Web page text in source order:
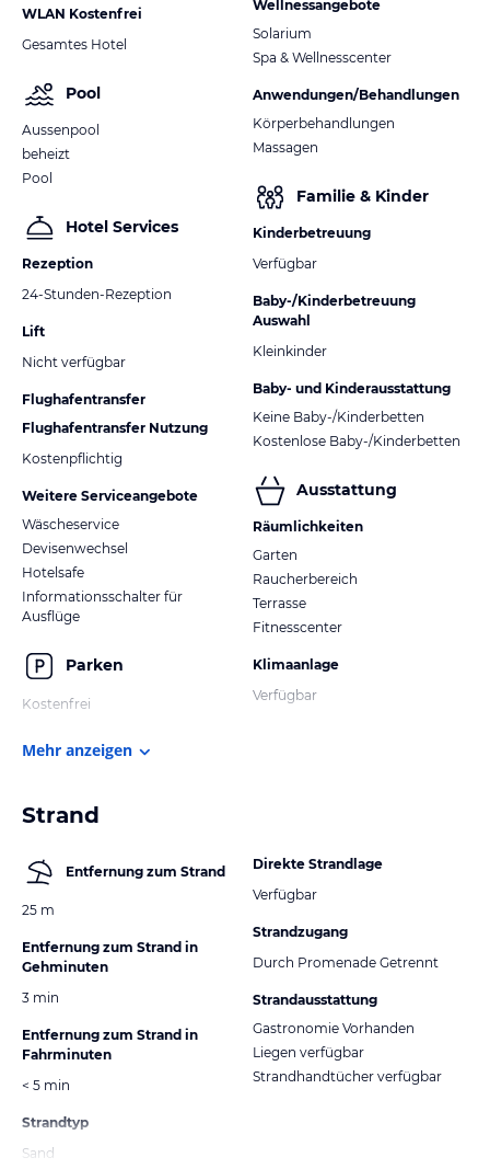
WLAN Kostenfrei
Gesamtes Hotel
Pool
Aussenpool
beheizt
Pool
Hotel Services
Rezeption
24-Stunden-Rezeption
Lift
Nicht verfügbar
Flughafentransfer
Flughafentransfer Nutzung
Kostenpflichtig
Weitere Serviceangebote
Wäscheservice
Devisenwechsel
Hotelsafe
Informationsschalter für
Ausflüge
Parken
Kostenfrei
Wellnessangebote
Solarium
Spa & Wellnesscenter
Anwendungen/Behandlungen
Körperbehandlungen
Massagen
Familie & Kinder
Kinderbetreuung
Verfügbar
Baby-/Kinderbetreuung
Auswahl
Kleinkinder
Baby- und Kinderausstattung
Keine Baby-/Kinderbetten
Kostenlose Baby-/Kinderbetten
Ausstattung
Räumlichkeiten
Garten
Raucherbereich
Terrasse
Fitnesscenter
Klimaanlage
Verfügbar
Mehr anzeigen
Strand
Entfernung zum Strand
25 m
Entfernung zum Strand in
Gehminuten
3 min
Entfernung zum Strand in
Fahrminuten
< 5 min
Strandtyp
Sand
Direkte Strandlage
Verfügbar
Strandzugang
Durch Promenade Getrennt
Strandausstattung
Gastronomie Vorhanden
Liegen verfügbar
Strandhandtücher verfügbar